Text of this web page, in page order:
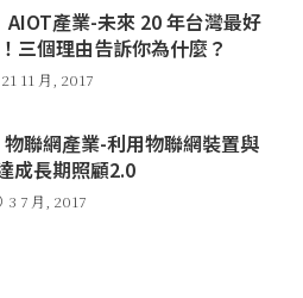
產業-未來 20 年台灣最好
三個理由告訴你為什麼？
21 11 月, 2017
聯網產業-利用物聯網裝置與
成長期照顧2.0
3 7 月, 2017